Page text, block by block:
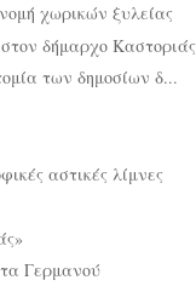
χωρικών ξυλείας
δήμαρχο Καστοριάς
των δημοσίων δ...
αστικές λίμνες
Γερμανού